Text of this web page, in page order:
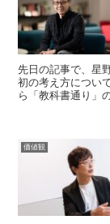
先日の記事で、星
初の考え方につい
ら「教科書通り」
価値観